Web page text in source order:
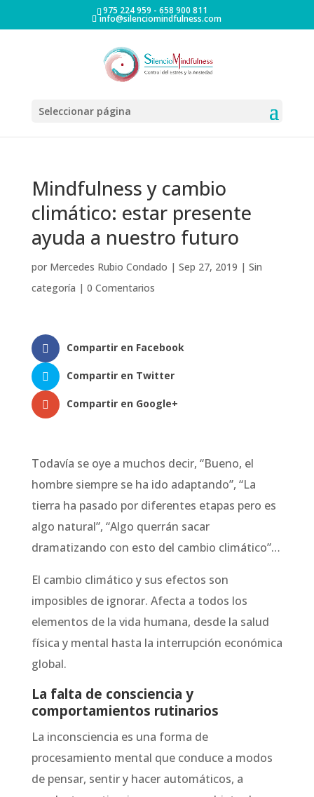
975 224 959 - 658 900 811
info@silenciomindfulness.com
Seleccionar página
Mindfulness y cambio
climático: estar presente
ayuda a nuestro futuro
por Mercedes Rubio Condado | Sep 27, 2019 | Sin
categoría | 0 Comentarios
Compartir en Facebook
Compartir en Twitter
Compartir en Google+
Todavía se oye a muchos decir, “Bueno, el
hombre siempre se ha ido adaptando”, “La
tierra ha pasado por diferentes etapas pero es
algo natural”, “Algo querrán sacar
dramatizando con esto del cambio climático”…
El cambio climático y sus efectos son
imposibles de ignorar. Afecta a todos los
elementos de la vida humana, desde la salud
física y mental hasta la interrupción económica
global.
La falta de consciencia y
comportamientos rutinarios
La inconsciencia es una forma de
procesamiento mental que conduce a modos
de pensar, sentir y hacer automáticos, a